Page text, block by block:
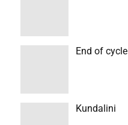
End of cycle
Kundalini